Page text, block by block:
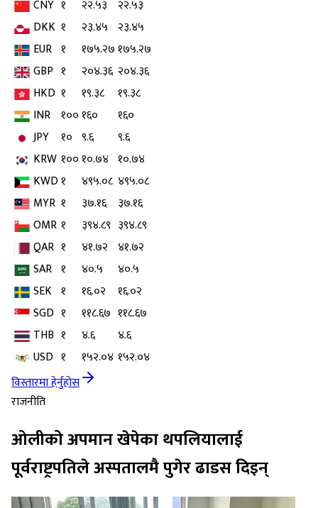
CNY १ २२.५३
२२.५३
DKK १ २३.४५ २३.४५
EUR १ १७५.२७१७५.२७
GBP १ २०४.३६ २०४.३६
HKD १ १९.३८
१९.३८
INR १००१६०
१६०
JPY
१० ९.६
९.६
KRW १००१०.७४ १०.७४
KWD१ ४९५.०८ ४९५.०८
MYR १ ३७.१६
३७.१६
OMR १ ३९४.८९ ३९४.८९
QAR १ ४१.७२ ४१.७२
SAR १ ४०.५
४०.५
SEK १ १६.०२
१६.०२
SGD १ ११८.६७ ११८.६७
THB १ ४.६
४.६
USD १ १५२.०४ १५२.०४
विस्तारमा हेर्नुहोस
राजनीति
ओलीको अपमान खेपेका थपलियालाई
पूर्वराष्ट्रपतिले अस्पतालमै पुगेर ढाडस दिइन्